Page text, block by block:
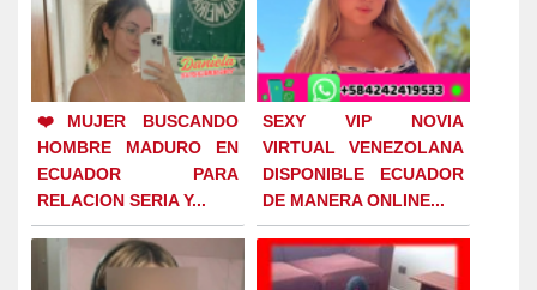
❤️MUJER BUSCANDO
HOMBRE MADURO EN
ECUADOR PARA
RELACION SERIA Y...
SEXY VIP NOVIA
VIRTUAL VENEZOLANA
DISPONIBLE ECUADOR
DE MANERA ONLINE...